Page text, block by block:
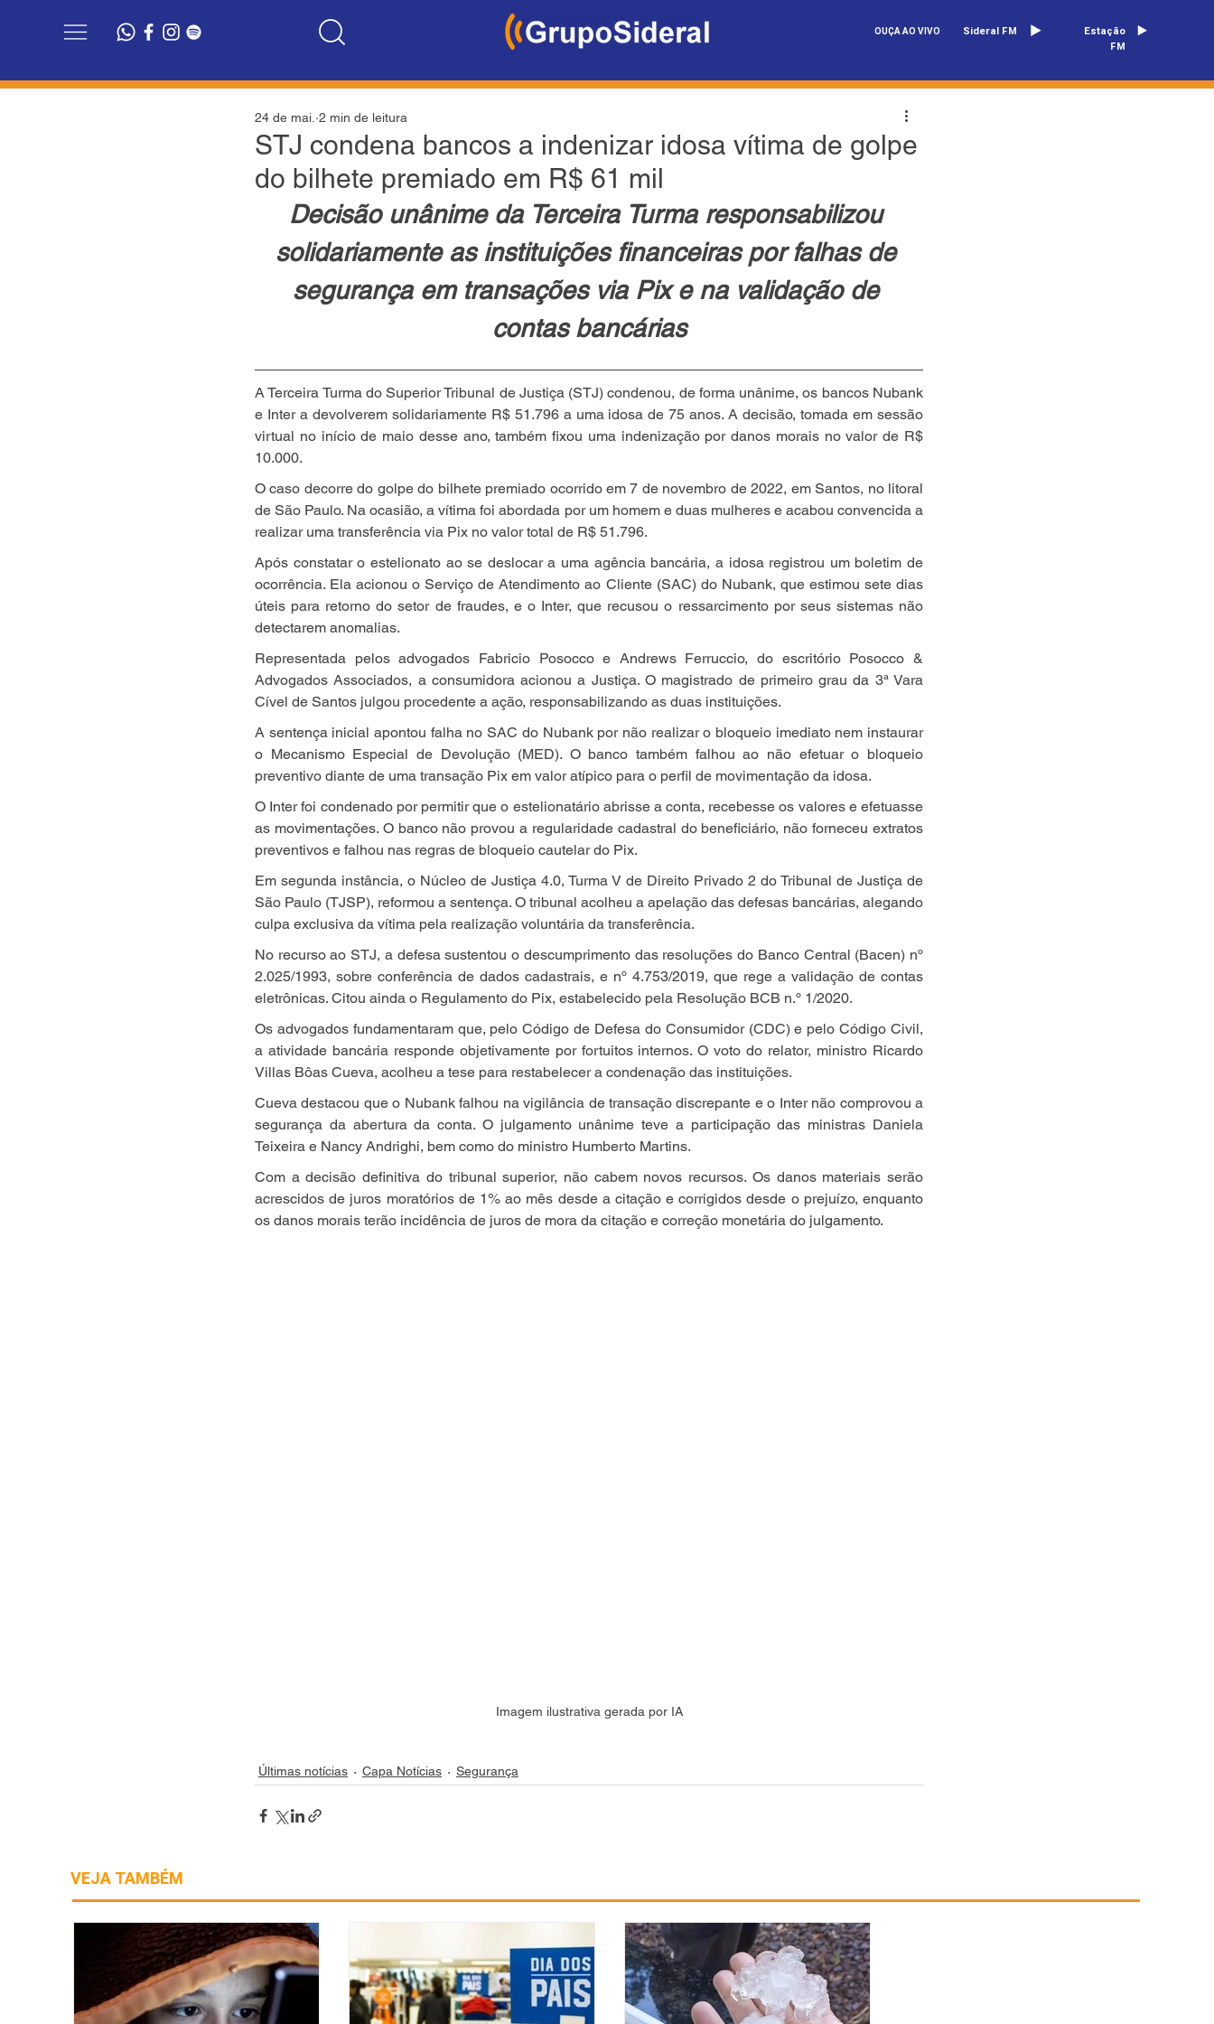
OUÇA AO VIVO Sideral FM
Estação
FM
STJ condena bancos a indenizar idosa vítima de golpe
do bilhete premiado em R$ 61 mil
24 de mai. 2 min de leitura
Decisão unânime da Terceira Turma responsabilizou
solidariamente as instituições financeiras por falhas de
segurança em transações via Pix e na validação de
contas bancárias
A Terceira Turma do Superior Tribunal de Justiça (STJ) condenou, de forma unânime, os bancos Nubank
e Inter a devolverem solidariamente R$ 51.796 a uma idosa de 75 anos. A decisão, tomada em sessão
virtual no início de maio desse ano, também fixou uma indenização por danos morais no valor de R$
10.000.
O caso decorre do golpe do bilhete premiado ocorrido em 7 de novembro de 2022, em Santos, no litoral
de São Paulo. Na ocasião, a vítima foi abordada por um homem e duas mulheres e acabou convencida a
realizar uma transferência via Pix no valor total de R$ 51.796.
Após constatar o estelionato ao se deslocar a uma agência bancária, a idosa registrou um boletim de
ocorrência. Ela acionou o Serviço de Atendimento ao Cliente (SAC) do Nubank, que estimou sete dias
úteis para retorno do setor de fraudes, e o Inter, que recusou o ressarcimento por seus sistemas não
detectarem anomalias.
Representada pelos advogados Fabricio Posocco e Andrews Ferruccio, do escritório Posocco &
Advogados Associados, a consumidora acionou a Justiça. O magistrado de primeiro grau da 3ª Vara
Cível de Santos julgou procedente a ação, responsabilizando as duas instituições.
A sentença inicial apontou falha no SAC do Nubank por não realizar o bloqueio imediato nem instaurar
o Mecanismo Especial de Devolução (MED). O banco também falhou ao não efetuar o bloqueio
preventivo diante de uma transação Pix em valor atípico para o perfil de movimentação da idosa.
O Inter foi condenado por permitir que o estelionatário abrisse a conta, recebesse os valores e efetuasse
as movimentações. O banco não provou a regularidade cadastral do beneficiário, não forneceu extratos
preventivos e falhou nas regras de bloqueio cautelar do Pix.
Em segunda instância, o Núcleo de Justiça 4.0, Turma V de Direito Privado 2 do Tribunal de Justiça de
São Paulo (TJSP), reformou a sentença. O tribunal acolheu a apelação das defesas bancárias, alegando
culpa exclusiva da vítima pela realização voluntária da transferência.
No recurso ao STJ, a defesa sustentou o descumprimento das resoluções do Banco Central (Bacen) nº
2.025/1993, sobre conferência de dados cadastrais, e nº 4.753/2019, que rege a validação de contas
eletrônicas. Citou ainda o Regulamento do Pix, estabelecido pela Resolução BCB n.º 1/2020.
Os advogados fundamentaram que, pelo Código de Defesa do Consumidor (CDC) e pelo Código Civil,
a atividade bancária responde objetivamente por fortuitos internos. O voto do relator, ministro Ricardo
Villas Bôas Cueva, acolheu a tese para restabelecer a condenação das instituições.
Cueva destacou que o Nubank falhou na vigilância de transação discrepante e o Inter não comprovou a
segurança da abertura da conta. O julgamento unânime teve a participação das ministras Daniela
Teixeira e Nancy Andrighi, bem como do ministro Humberto Martins.
Com a decisão definitiva do tribunal superior, não cabem novos recursos. Os danos materiais serão
acrescidos de juros moratórios de 1% ao mês desde a citação e corrigidos desde o prejuízo, enquanto
os danos morais terão incidência de juros de mora da citação e correção monetária do julgamento.
Imagem ilustrativa gerada por IA
Últimas notícias Capa Notícias Segurança
VEJA TAMBÉM